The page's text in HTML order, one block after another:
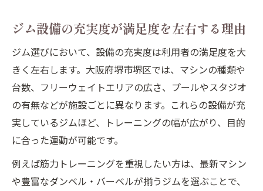
ジム設備の充実度が満足度を左右する理由
ジム選びにおいて、設備の充実度は利用者の満足度を大
きく左右します。大阪府堺市堺区では、マシンの種類や
台数、フリーウェイトエリアの広さ、プールやスタジオ
の有無などが施設ごとに異なります。これらの設備が充
実しているジムほど、トレーニングの幅が広がり、目的
に合った運動が可能です。
例えば筋力トレーニングを重視したい方は、最新マシン
や豊富なダンベル・バーベルが揃うジムを選ぶことで、